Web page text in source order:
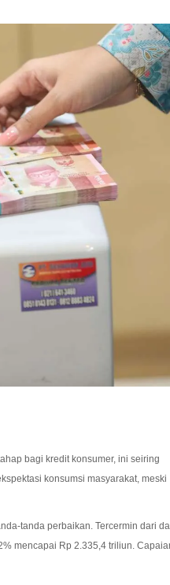
bagi kredit konsumer, ini seiring
konsumsi masyarakat, meski
tanda perbaikan. Tercermin dari
mencapai Rp 2.335,4 triliun.